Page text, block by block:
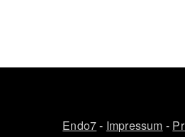
Endo7- Impressum -